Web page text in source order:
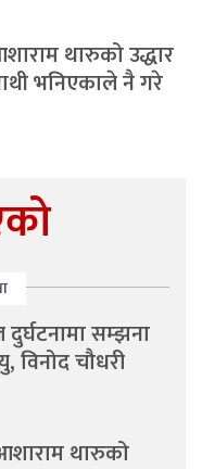
थारुको उद्धार
भनिएकाले नै गरे
सम्झना
विनोद चौधरी
थारुको